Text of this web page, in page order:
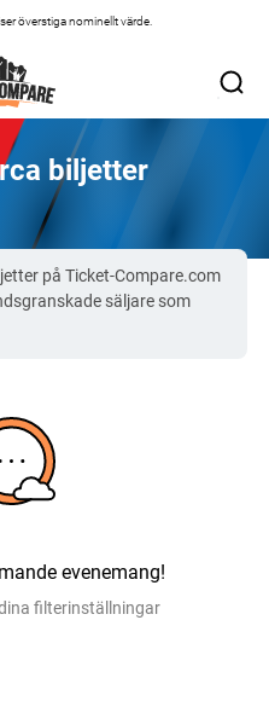
överstiga nominellt värde.
biljetter
på Ticket-Compare.com
säljare som
evenemang!
filterinställningar